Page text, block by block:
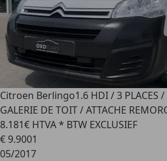
Citroen Berlingo1.6 HDI / 3 PLACES
GALERIE DE TOIT / ATTACHE
8.181€ HTVA * BTW EXCLUSIEF
€ 9.9001
05/2017